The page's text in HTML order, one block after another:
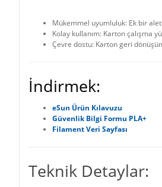
Mükemmel uyumluluk: Ek bir
Kolay kullanım: Karton çalışma
Çevre dostu: Karton geri
İndirmek:
eSun Ürün Kılavuzu
Güvenlik Bilgi Formu PLA+
Filament Veri Sayfası
Teknik Detaylar: